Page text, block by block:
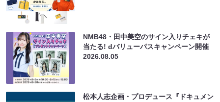
NMB48・田中美空のサイン入りチェキが
当たる! dバリューパスキャンペーン開催
2026.08.05
松本人志企画・プロデュース『ドキュメン